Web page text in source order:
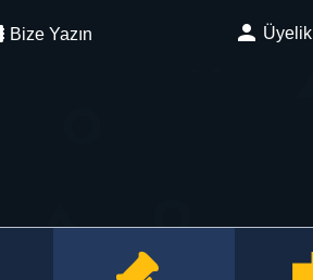
Bize Yazın Üyelik